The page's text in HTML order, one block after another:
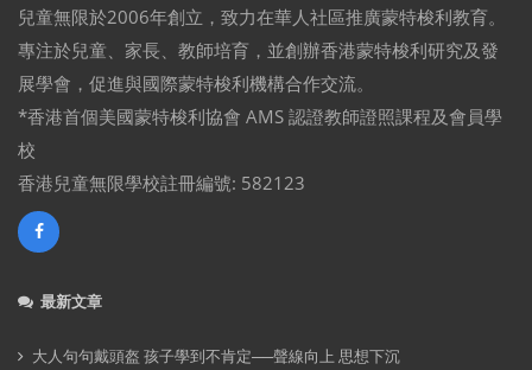
兒童無限於2006年創立，致力在華人社區推廣蒙特梭利教育。
專注於兒童、家長、教師培育，並創辦香港蒙特梭利研究及發
展學會，促進與國際蒙特梭利機構合作交流。
*香港首個美國蒙特梭利協會 AMS 認證教師證照課程及會員學
校
香港兒童無限學校註冊編號: 582123
最新文章
大人句句戴頭盔 孩子學到不肯定──聲線向上 思想下沉